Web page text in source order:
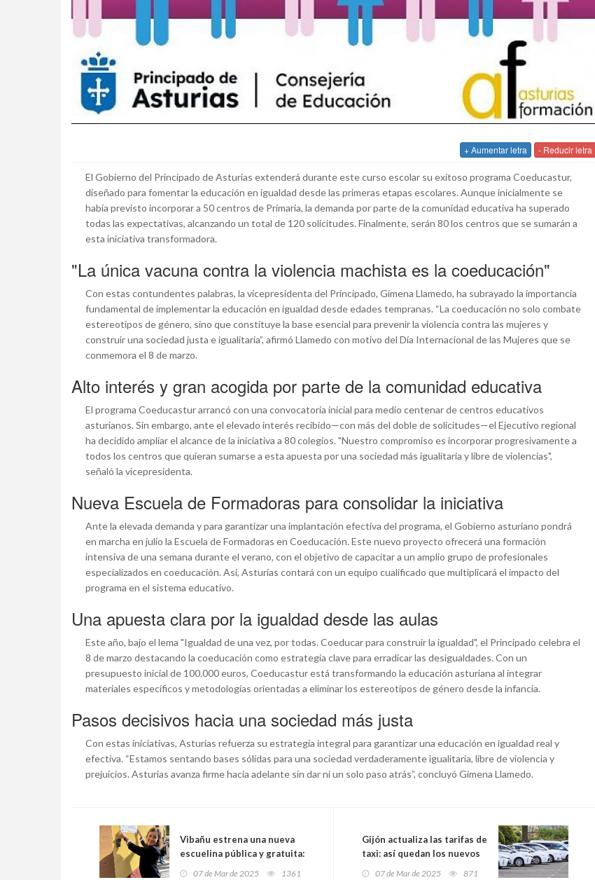
+ Aumentar letra - Reducir letra
El Gobierno del Principado de Asturias extenderá durante este curso escolar su exitoso programa Coeducastur,
diseñado para fomentar la educación en igualdad desde las primeras etapas escolares. Aunque inicialmente se
había previsto incorporar a 50 centros de Primaria, la demanda por parte de la comunidad educativa ha superado
todas las expectativas, alcanzando un total de 120 solicitudes. Finalmente, serán 80 los centros que se sumarán a
esta iniciativa transformadora.
"La única vacuna contra la violencia machista es la coeducación"
Con estas contundentes palabras, la vicepresidenta del Principado, Gimena Llamedo, ha subrayado la importancia
fundamental de implementar la educación en igualdad desde edades tempranas. “La coeducación no solo combate
estereotipos de género, sino que constituye la base esencial para prevenir la violencia contra las mujeres y
construir una sociedad justa e igualitaria”, afirmó Llamedo con motivo del Día Internacional de las Mujeres que se
conmemora el 8 de marzo.
Alto interés y gran acogida por parte de la comunidad educativa
El programa Coeducastur arrancó con una convocatoria inicial para medio centenar de centros educativos
asturianos. Sin embargo, ante el elevado interés recibido—con más del doble de solicitudes—el Ejecutivo regional
ha decidido ampliar el alcance de la iniciativa a 80 colegios. "Nuestro compromiso es incorporar progresivamente a
todos los centros que quieran sumarse a esta apuesta por una sociedad más igualitaria y libre de violencias",
señaló la vicepresidenta.
Nueva Escuela de Formadoras para consolidar la iniciativa
Ante la elevada demanda y para garantizar una implantación efectiva del programa, el Gobierno asturiano pondrá
en marcha en julio la Escuela de Formadoras en Coeducación. Este nuevo proyecto ofrecerá una formación
intensiva de una semana durante el verano, con el objetivo de capacitar a un amplio grupo de profesionales
especializados en coeducación. Así, Asturias contará con un equipo cualificado que multiplicará el impacto del
programa en el sistema educativo.
Una apuesta clara por la igualdad desde las aulas
Este año, bajo el lema "Igualdad de una vez, por todas. Coeducar para construir la igualdad", el Principado celebra el
8 de marzo destacando la coeducación como estrategia clave para erradicar las desigualdades. Con un
presupuesto inicial de 100.000 euros, Coeducastur está transformando la educación asturiana al integrar
materiales específicos y metodologías orientadas a eliminar los estereotipos de género desde la infancia.
Pasos decisivos hacia una sociedad más justa
Con estas iniciativas, Asturias refuerza su estrategia integral para garantizar una educación en igualdad real y
efectiva. “Estamos sentando bases sólidas para una sociedad verdaderamente igualitaria, libre de violencia y
prejuicios. Asturias avanza firme hacia adelante sin dar ni un solo paso atrás”, concluyó Gimena Llamedo.
Vibañu estrena una nueva
escuelina pública y gratuita:
un impulso clave para la
07 de Mar de 2025 1361
Gijón actualiza las tarifas de
taxi: así quedan los nuevos
precios tras la subida del
07 de Mar de 2025 871